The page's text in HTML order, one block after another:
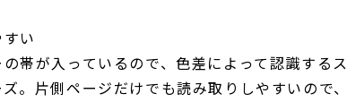
い
帯が入っているので、色差によって認識するス
。片側ページだけでも読み取りしやすいので、